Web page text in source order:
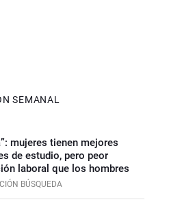
SEMANAL
mujeres tienen mejores
de estudio, pero peor
laboral que los hombres
BÚSQUEDA